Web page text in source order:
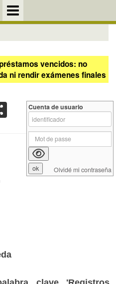
vencidos: no
ni rendir exámenes finales
Cuenta de usuario
Olvidé mi contraseña